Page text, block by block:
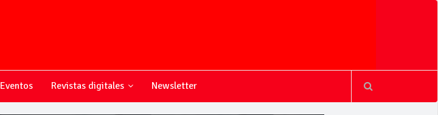
Eventos Revistas digitales Newsletter